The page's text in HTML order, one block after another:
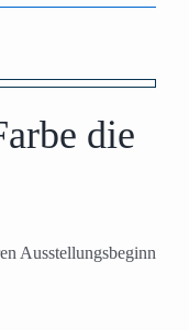
die
Ausstellungsbeginn